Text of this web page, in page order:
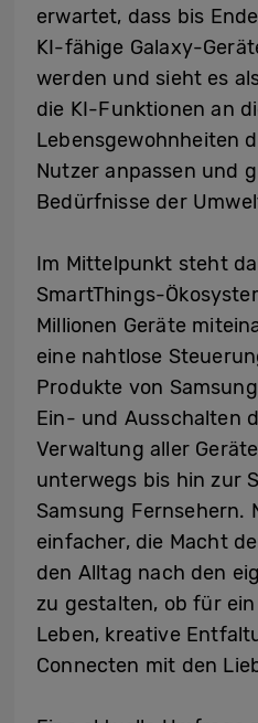
erwartet, dass bis
KI-fähige Galaxy-
werden und sieht es
die KI-Funktionen an
Lebensgewohnheiten
Nutzer anpassen und
Bedürfnisse der
Im Mittelpunkt steht
SmartThings-
Millionen Geräte
eine nahtlose
Produkte von
Ein- und Ausschalten
Verwaltung aller
unterwegs bis hin zur
Samsung Fernsehern.
einfacher, die Macht
den Alltag nach den
zu gestalten, ob für
Leben, kreative
Connecten mit den